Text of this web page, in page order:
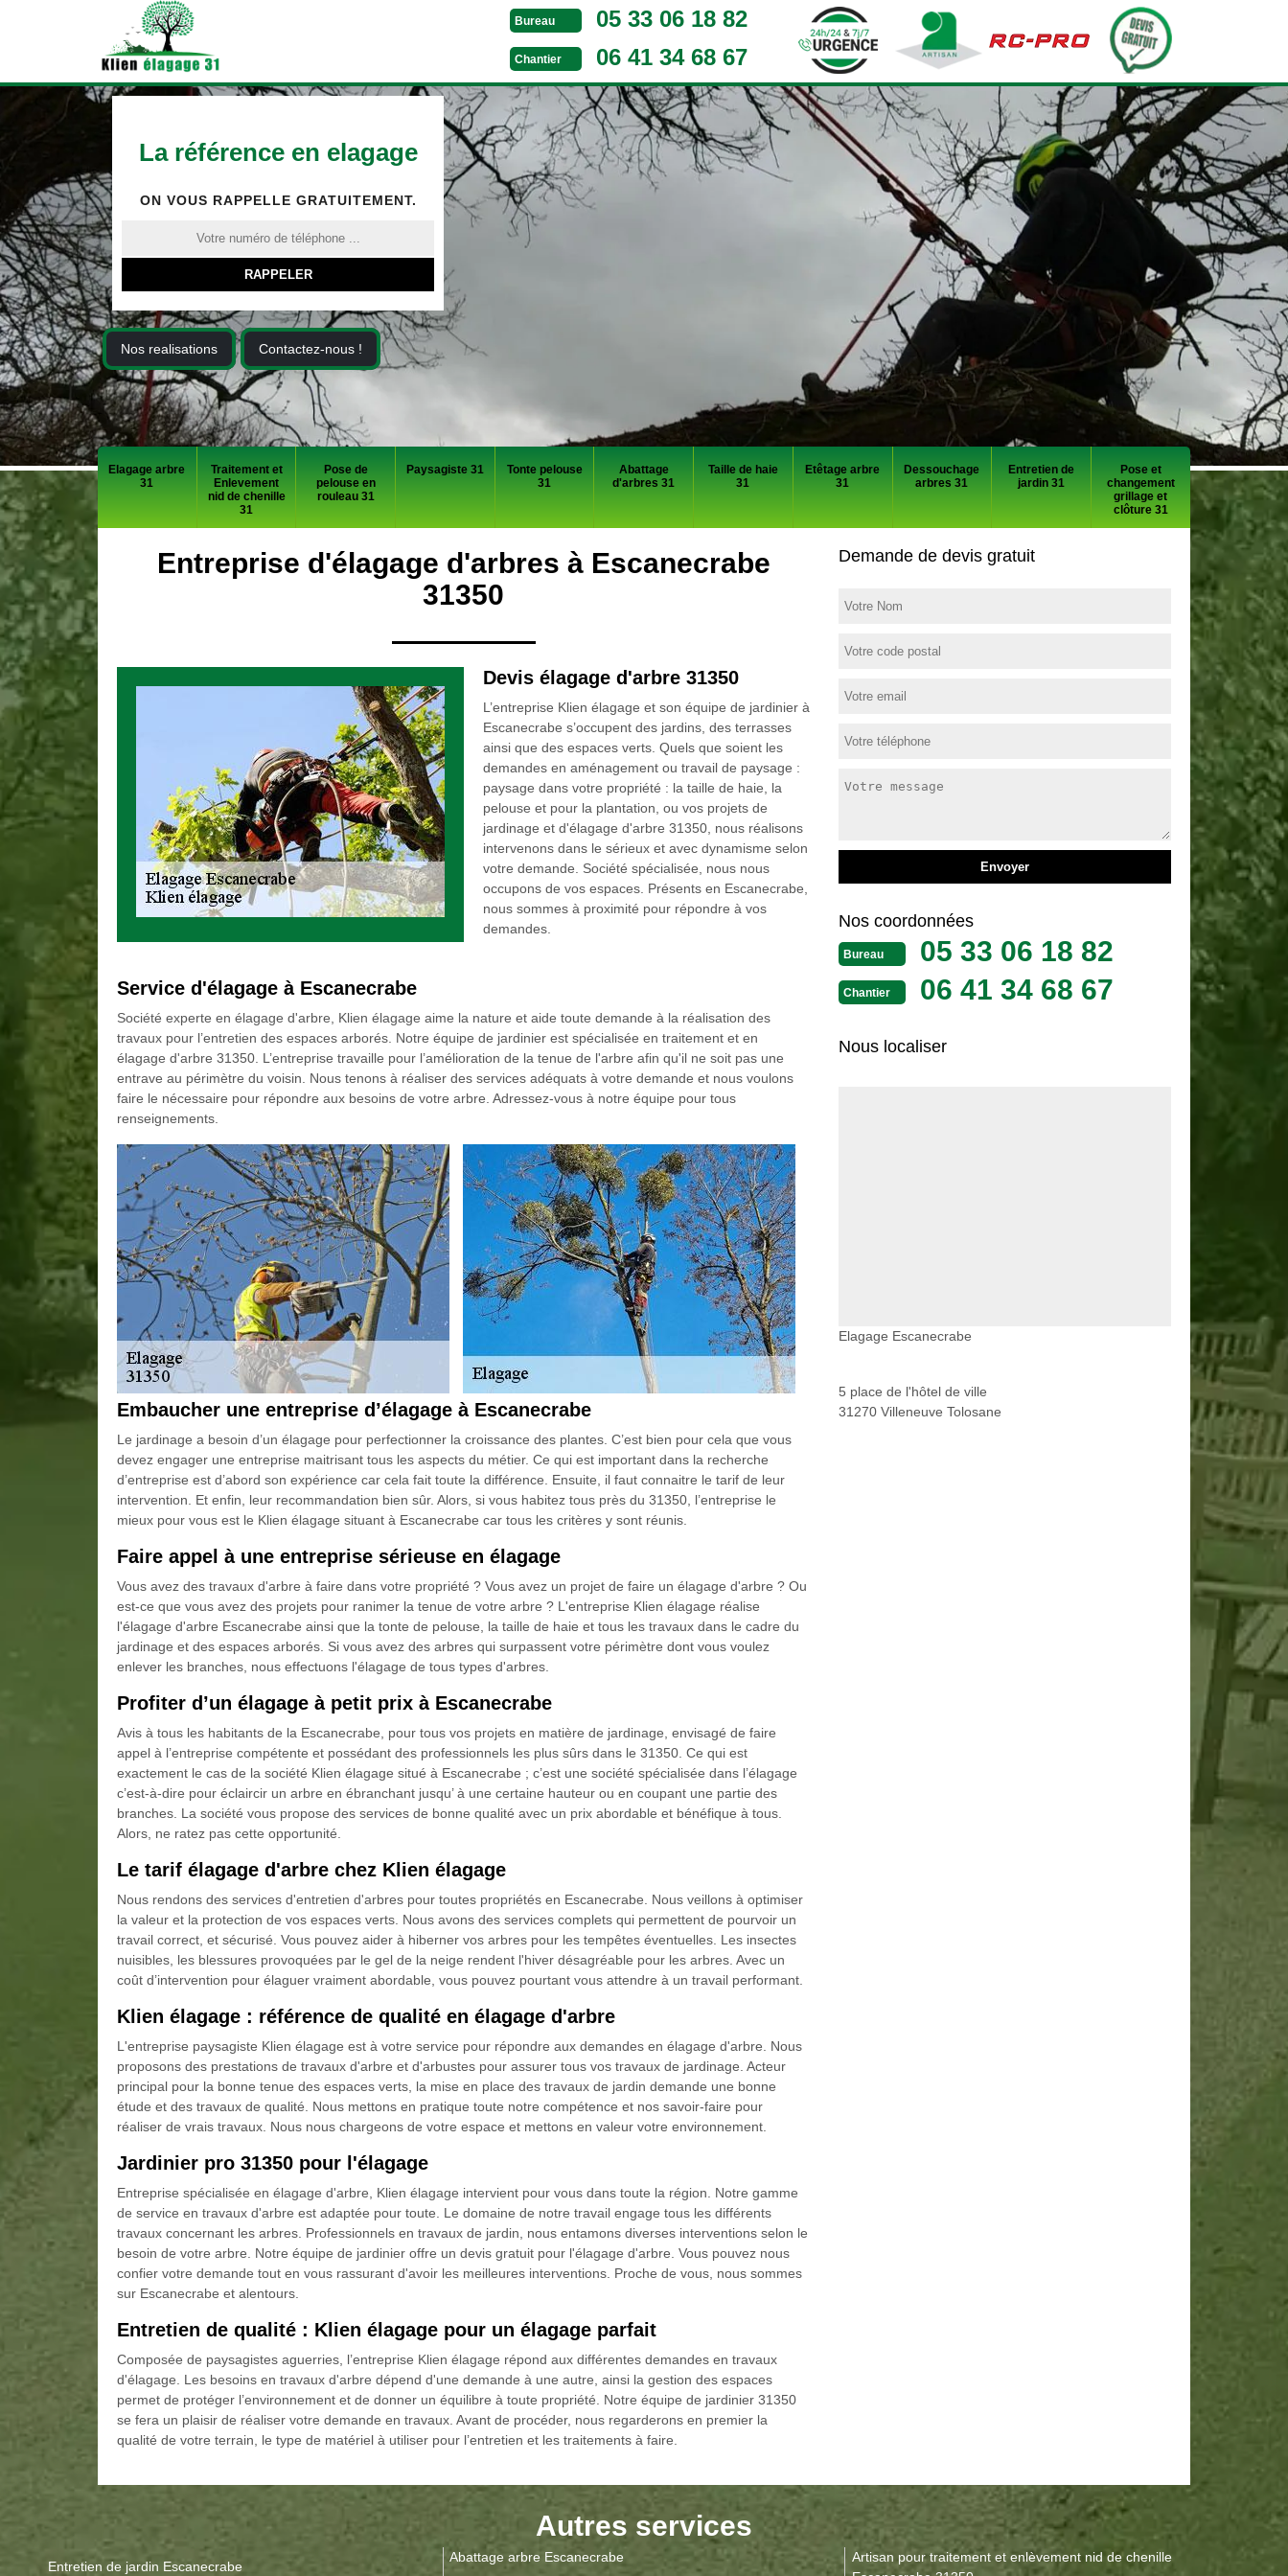
Bureau 05 33 06 18 82
Chantier 06 41 34 68 67
La référence en elagage
ON VOUS RAPPELLE GRATUITEMENT.
Nos realisations Contactez-nous !
Elagage arbre
31
Traitement et
Enlevement
nid de chenille
31
Pose de
pelouse en
rouleau 31
Paysagiste 31
Tonte pelouse
31
Abattage
d'arbres 31
Taille de haie
31
Etêtage arbre
31
Dessouchage
arbres 31
Entretien de
jardin 31
Pose et
changement
grillage et
clôture 31
Entreprise d'élagage d'arbres à Escanecrabe
31350
Devis élagage d'arbre 31350
L’entreprise Klien élagage et son équipe de jardinier à
Escanecrabe s’occupent des jardins, des terrasses
ainsi que des espaces verts. Quels que soient les
demandes en aménagement ou travail de paysage :
paysage dans votre propriété : la taille de haie, la
pelouse et pour la plantation, ou vos projets de
jardinage et d'élagage d'arbre 31350, nous réalisons
intervenons dans le sérieux et avec dynamisme selon
votre demande. Société spécialisée, nous nous
occupons de vos espaces. Présents en Escanecrabe,
nous sommes à proximité pour répondre à vos
demandes.
Service d'élagage à Escanecrabe
Société experte en élagage d'arbre, Klien élagage aime la nature et aide toute demande à la réalisation des
travaux pour l’entretien des espaces arborés. Notre équipe de jardinier est spécialisée en traitement et en
élagage d'arbre 31350. L’entreprise travaille pour l’amélioration de la tenue de l'arbre afin qu'il ne soit pas une
entrave au périmètre du voisin. Nous tenons à réaliser des services adéquats à votre demande et nous voulons
faire le nécessaire pour répondre aux besoins de votre arbre. Adressez-vous à notre équipe pour tous
renseignements.
Embaucher une entreprise d’élagage à Escanecrabe
Le jardinage a besoin d’un élagage pour perfectionner la croissance des plantes. C’est bien pour cela que vous
devez engager une entreprise maitrisant tous les aspects du métier. Ce qui est important dans la recherche
d’entreprise est d’abord son expérience car cela fait toute la différence. Ensuite, il faut connaitre le tarif de leur
intervention. Et enfin, leur recommandation bien sûr. Alors, si vous habitez tous près du 31350, l’entreprise le
mieux pour vous est le Klien élagage situant à Escanecrabe car tous les critères y sont réunis.
Faire appel à une entreprise sérieuse en élagage
Vous avez des travaux d'arbre à faire dans votre propriété ? Vous avez un projet de faire un élagage d'arbre ? Ou
est-ce que vous avez des projets pour ranimer la tenue de votre arbre ? L'entreprise Klien élagage réalise
l'élagage d'arbre Escanecrabe ainsi que la tonte de pelouse, la taille de haie et tous les travaux dans le cadre du
jardinage et des espaces arborés. Si vous avez des arbres qui surpassent votre périmètre dont vous voulez
enlever les branches, nous effectuons l'élagage de tous types d'arbres.
Profiter d’un élagage à petit prix à Escanecrabe
Avis à tous les habitants de la Escanecrabe, pour tous vos projets en matière de jardinage, envisagé de faire
appel à l’entreprise compétente et possédant des professionnels les plus sûrs dans le 31350. Ce qui est
exactement le cas de la société Klien élagage situé à Escanecrabe ; c’est une société spécialisée dans l’élagage
c’est-à-dire pour éclaircir un arbre en ébranchant jusqu’ à une certaine hauteur ou en coupant une partie des
branches. La société vous propose des services de bonne qualité avec un prix abordable et bénéfique à tous.
Alors, ne ratez pas cette opportunité.
Le tarif élagage d'arbre chez Klien élagage
Nous rendons des services d'entretien d'arbres pour toutes propriétés en Escanecrabe. Nous veillons à optimiser
la valeur et la protection de vos espaces verts. Nous avons des services complets qui permettent de pourvoir un
travail correct, et sécurisé. Vous pouvez aider à hiberner vos arbres pour les tempêtes éventuelles. Les insectes
nuisibles, les blessures provoquées par le gel de la neige rendent l'hiver désagréable pour les arbres. Avec un
coût d’intervention pour élaguer vraiment abordable, vous pouvez pourtant vous attendre à un travail performant.
Klien élagage : référence de qualité en élagage d'arbre
L'entreprise paysagiste Klien élagage est à votre service pour répondre aux demandes en élagage d'arbre. Nous
proposons des prestations de travaux d'arbre et d'arbustes pour assurer tous vos travaux de jardinage. Acteur
principal pour la bonne tenue des espaces verts, la mise en place des travaux de jardin demande une bonne
étude et des travaux de qualité. Nous mettons en pratique toute notre compétence et nos savoir-faire pour
réaliser de vrais travaux. Nous nous chargeons de votre espace et mettons en valeur votre environnement.
Jardinier pro 31350 pour l'élagage
Entreprise spécialisée en élagage d'arbre, Klien élagage intervient pour vous dans toute la région. Notre gamme
de service en travaux d'arbre est adaptée pour toute. Le domaine de notre travail engage tous les différents
travaux concernant les arbres. Professionnels en travaux de jardin, nous entamons diverses interventions selon le
besoin de votre arbre. Notre équipe de jardinier offre un devis gratuit pour l'élagage d'arbre. Vous pouvez nous
confier votre demande tout en vous rassurant d'avoir les meilleures interventions. Proche de vous, nous sommes
sur Escanecrabe et alentours.
Entretien de qualité : Klien élagage pour un élagage parfait
Composée de paysagistes aguerries, l’entreprise Klien élagage répond aux différentes demandes en travaux
d'élagage. Les besoins en travaux d'arbre dépend d'une demande à une autre, ainsi la gestion des espaces
permet de protéger l’environnement et de donner un équilibre à toute propriété. Notre équipe de jardinier 31350
se fera un plaisir de réaliser votre demande en travaux. Avant de procéder, nous regarderons en premier la
qualité de votre terrain, le type de matériel à utiliser pour l’entretien et les traitements à faire.
Demande de devis gratuit
Nos coordonnées
Bureau 05 33 06 18 82
Chantier 06 41 34 68 67
Nous localiser
Elagage Escanecrabe
5 place de l'hôtel de ville
31270 Villeneuve Tolosane
Autres services
Entretien de jardin Escanecrabe
Abattage arbre Escanecrabe
Artisan pour traitement et enlèvement nid de chenille